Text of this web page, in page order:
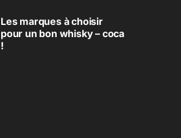
Les marques à choisir
pour un bon whisky – coca
!